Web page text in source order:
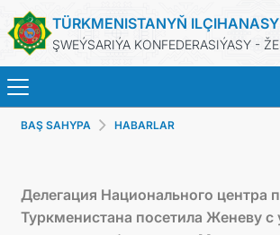
TÜRKMENISTANYŇ ILÇIHANASY
ŞWEÝSARIÝA KONFEDERASIÝASY -
BAŞ SAHYPA
BAŞ SAHYPA HABARLAR
Делегация Национального центра
Туркменистана посетила Женеву